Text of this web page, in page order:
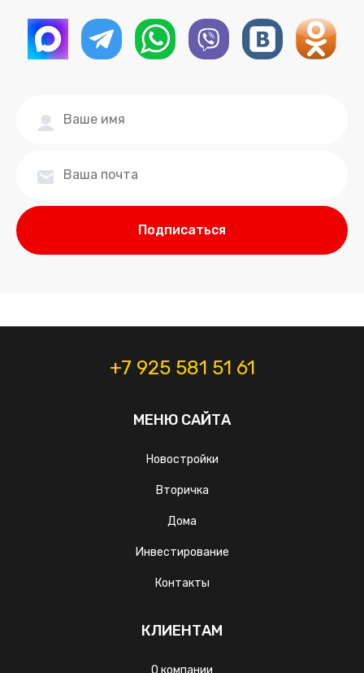
+7 925 581 51 61
МЕНЮ САЙТА
Новостройки
Вторичка
Дома
Инвестирование
Контакты
КЛИЕНТАМ
О компании